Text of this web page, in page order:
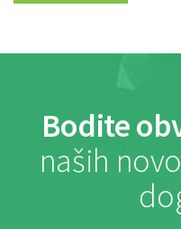
Bodite
naših